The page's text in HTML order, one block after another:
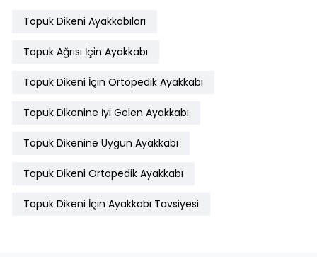
Topuk Dikeni Ayakkabıları
Topuk Ağrısı İçin Ayakkabı
Topuk Dikeni İçin Ortopedik Ayakkabı
Topuk Dikenine İyi Gelen Ayakkabı
Topuk Dikenine Uygun Ayakkabı
Topuk Dikeni Ortopedik Ayakkabı
Topuk Dikeni İçin Ayakkabı Tavsiyesi